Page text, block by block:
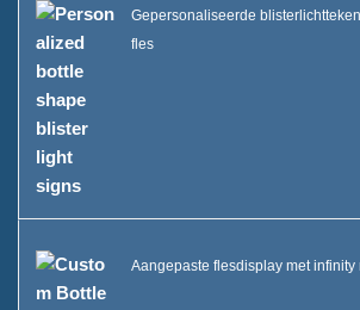
Gepersonaliseerde
fles
Aangepaste flesdisplay met infinity